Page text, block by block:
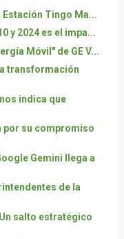
Estación Tingo Ma...
y 2024 es el impa...
Móvil" de GE V...
transformación
indica que
por su compromiso
Gemini llega a
de la
salto estratégico